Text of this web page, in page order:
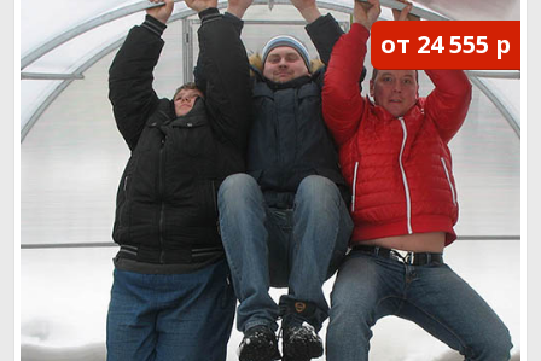
от 24 555 р